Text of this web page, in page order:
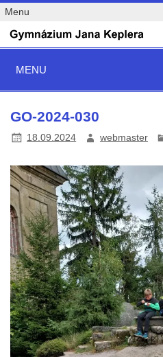
Menu
MENU
GO-2024-030
18.09.2024 webmaster